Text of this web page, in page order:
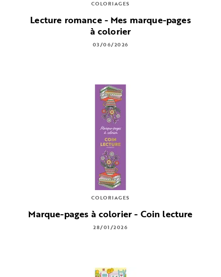
COLORIAGES
Lecture romance - Mes marque-pages
à colorier
03/06/2026
COLORIAGES
Marque-pages à colorier - Coin lecture
28/01/2026